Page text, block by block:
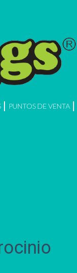
PUNTOS DE VENTA